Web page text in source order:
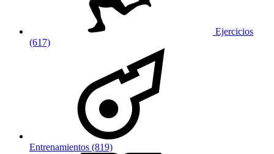
Ejercicios
(617)
Entrenamientos (819)